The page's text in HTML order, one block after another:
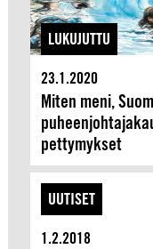
LUKUJUTTU
23.1.2020
Miten meni,
pettymykset
UUTISET
1.2.2018